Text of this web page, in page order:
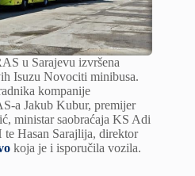
u Sarajevu izvršena
Isuzu Novociti minibusa.
kompanije
a Jakub Kubur, premijer
ministar saobraćaja KS Adi
Hasan Sarajlija, direktor
koja je i isporučila vozila.